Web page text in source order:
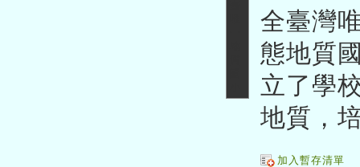
全臺灣
態地質
立了學
地質，
加入暫存清單